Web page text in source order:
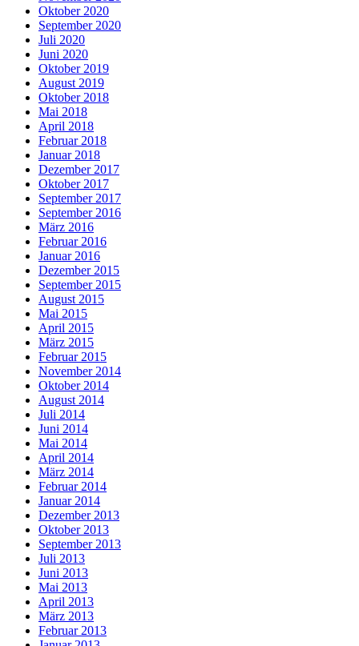
Oktober 2020
September 2020
Juli 2020
Juni 2020
Oktober 2019
August 2019
Oktober 2018
Mai 2018
April 2018
Februar 2018
Januar 2018
Dezember 2017
Oktober 2017
September 2017
September 2016
März 2016
Februar 2016
Januar 2016
Dezember 2015
September 2015
August 2015
Mai 2015
April 2015
März 2015
Februar 2015
November 2014
Oktober 2014
August 2014
Juli 2014
Juni 2014
Mai 2014
April 2014
März 2014
Februar 2014
Januar 2014
Dezember 2013
Oktober 2013
September 2013
Juli 2013
Juni 2013
Mai 2013
April 2013
März 2013
Februar 2013